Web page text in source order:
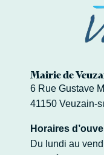
Mairie de
6 Rue Gustave
41150 Veuzain-
Horaires
Du lundi au